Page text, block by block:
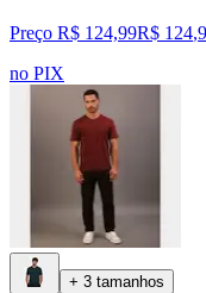
Preço R$ 124,99R$ 124,
no PIX
+ 3 tamanhos